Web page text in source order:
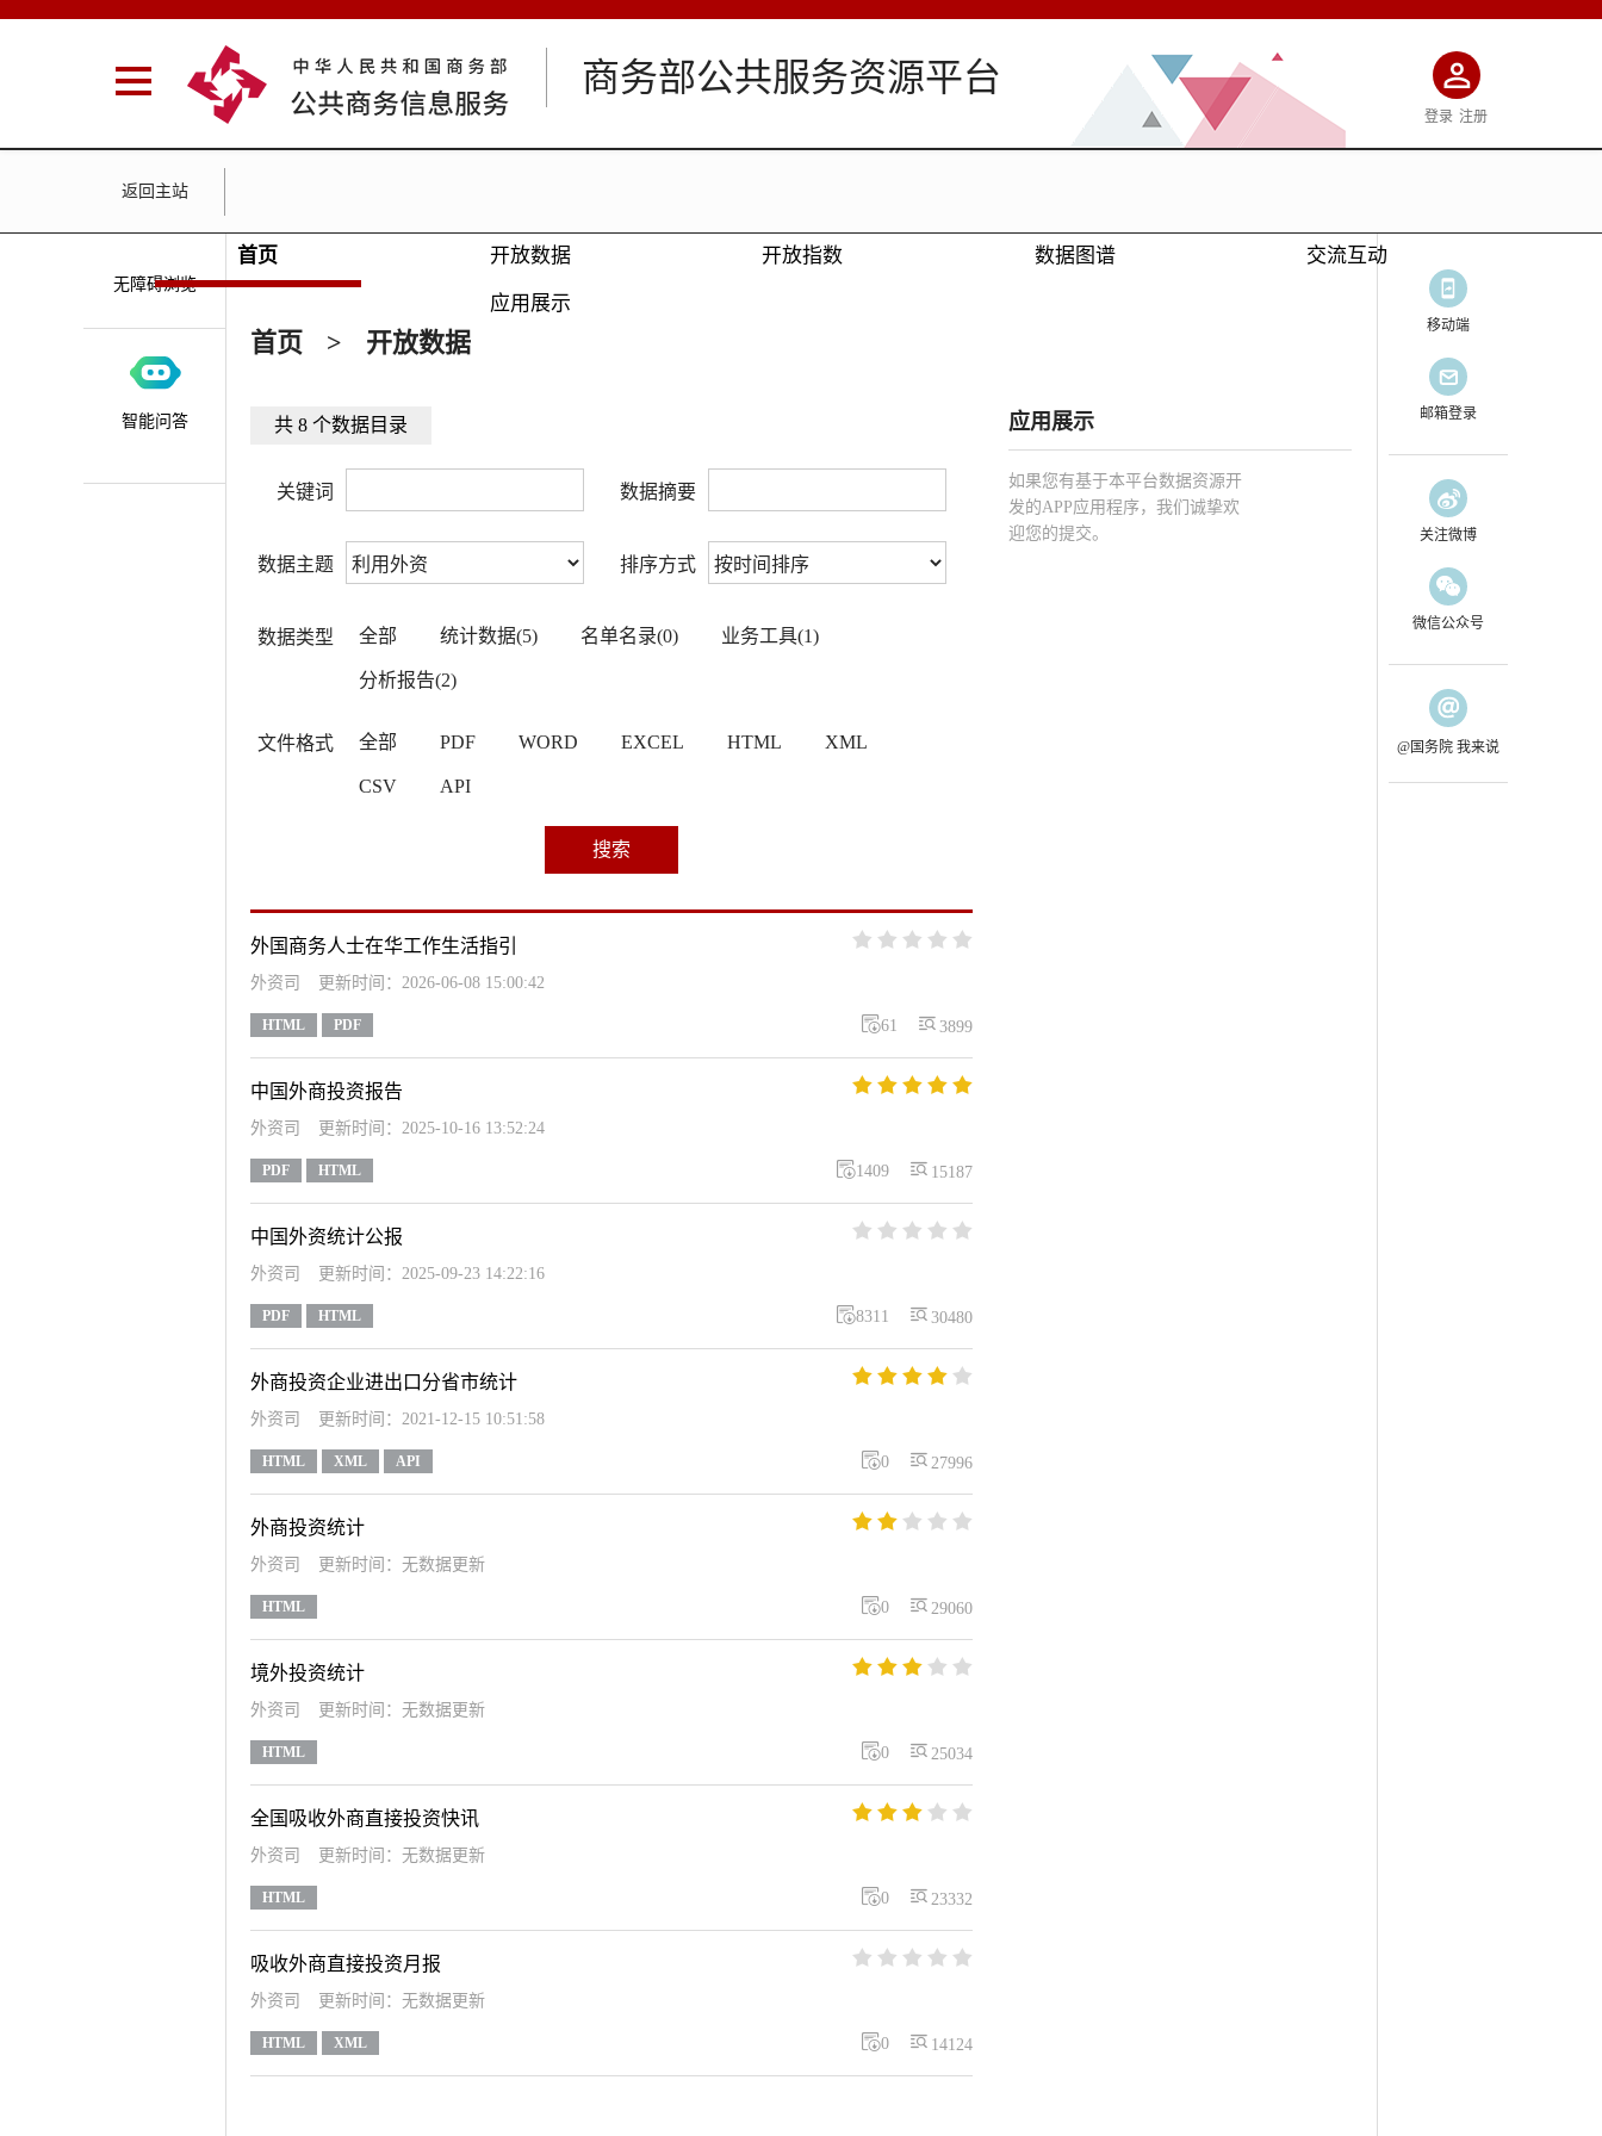
商务部公共服务资源平台
登录 注册
返回主站
首页 开放数据 开放指数 数据图谱 交流互动
应用展示
首页 > 开放数据
共 8 个数据目录
关键词 数据摘要
数据主题 排序方式
数据类型 全部 统计数据(5) 名单名录(0) 业务工具(1)
分析报告(2)
文件格式 全部 PDF WORD EXCEL HTML XML
CSV API
搜索
外国商务人士在华工作生活指引     
外资司 更新时间：2026-06-08 15:00:42
HTML PDF  3899
61
中国外商投资报告     
外资司 更新时间：2025-10-16 13:52:24
PDF HTML  15187
1409
中国外资统计公报     
外资司 更新时间：2025-09-23 14:22:16
PDF HTML  30480
8311
外商投资企业进出口分省市统计     
外资司 更新时间：2021-12-15 10:51:58
HTML XML API  27996
0
外商投资统计     
外资司 更新时间：无数据更新
HTML  29060
0
境外投资统计     
外资司 更新时间：无数据更新
HTML  25034
0
全国吸收外商直接投资快讯     
外资司 更新时间：无数据更新
HTML  23332
0
吸收外商直接投资月报     
外资司 更新时间：无数据更新
HTML XML  14124
0
应用展示
如果您有基于本平台数据资源开
发的APP应用程序，我们诚挚欢
迎您的提交。
无障碍浏览
智能问答
移动端
邮箱登录
关注微博
微信公众号
@国务院 我来说